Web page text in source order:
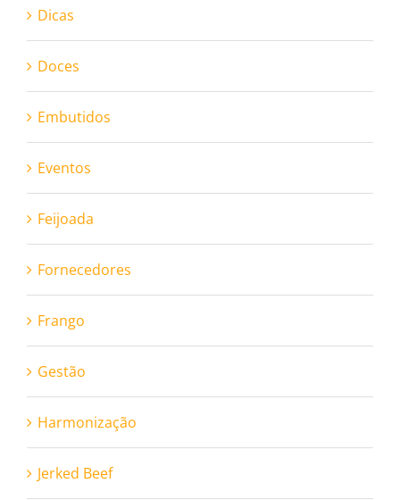
Dicas
Doces
Embutidos
Eventos
Feijoada
Fornecedores
Frango
Gestão
Harmonização
Jerked Beef